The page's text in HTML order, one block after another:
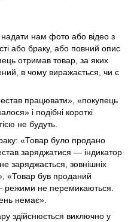
нам фото або відео з
або браку, або повний опис
отримав товар, за яких
в чому виражається, чи є
працювати», «покупець
і подібні короткі
не будуть.
«Товар було продано
заряджатися — індикатор
заряджається, зовнішніх
«Товар був проданий
режими не перемикаються.
немає».
здійснюється виключно у